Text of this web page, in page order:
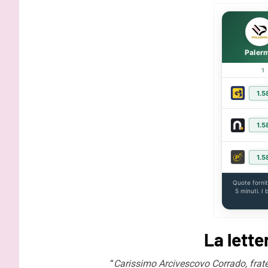
1
Quote
5 minuti. I
La
“Carissimo Arcivescovo Corrado,